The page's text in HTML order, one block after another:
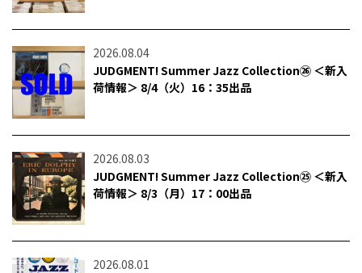
2026.08.04
JUDGMENT! Summer Jazz Collection㉖ ＜新入
荷情報＞ 8/4（火）16：35出品
2026.08.03
JUDGMENT! Summer Jazz Collection㉕ ＜新入
荷情報＞ 8/3（月）17：00出品
2026.08.01